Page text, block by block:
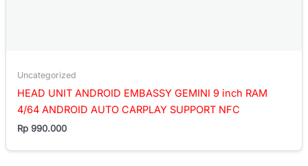
Uncategorized
HEAD UNIT ANDROID EMBASSY GEMINI 9 inch RAM
4/64 ANDROID AUTO CARPLAY SUPPORT NFC
Rp 990.000